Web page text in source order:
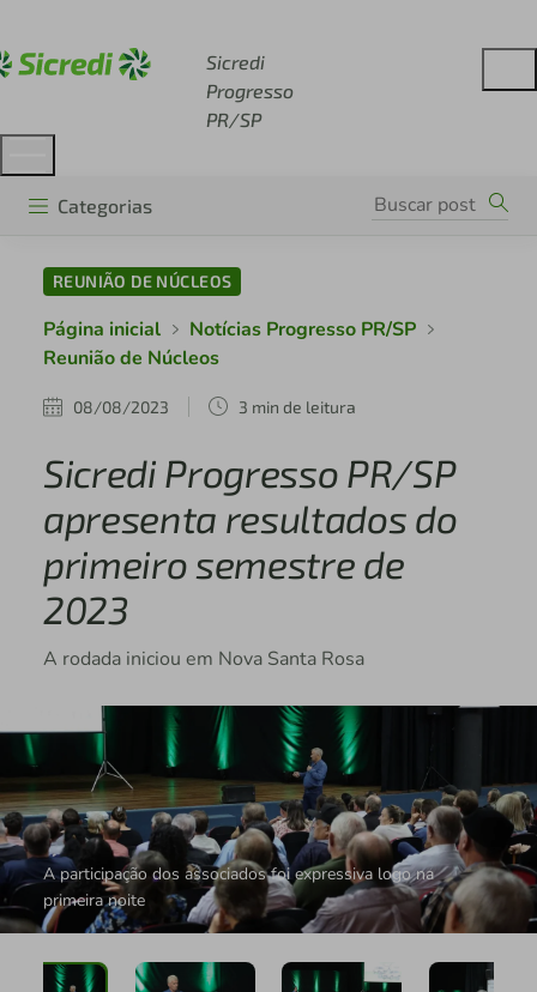
Sicredi
Progresso
PR/SP
Categorias
REUNIÃO DE NÚCLEOS
Página inicial
Notícias Progresso PR/SP
Reunião de Núcleos
08/08/2023 3 min de leitura
Sicredi Progresso PR/SP
apresenta resultados do
primeiro semestre de
2023
A rodada iniciou em Nova Santa Rosa
A participação dos associados foi expressiva logo na
primeira noite